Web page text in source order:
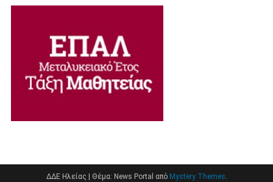
ΔΔΕ Ηλείας Θέμα: News Portal από Mystery Themes.